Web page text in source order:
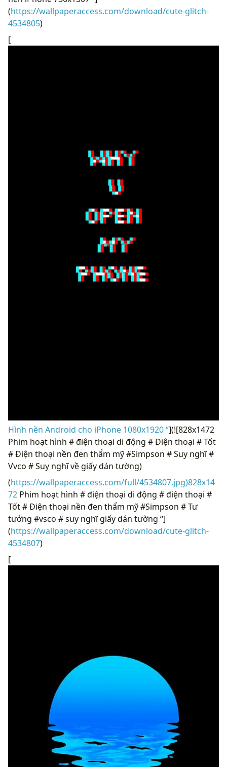
4534805)
[
Hình nền Android cho iPhone 1080x1920 “](![828x1472
Phim hoạt hình # điện thoại di động # Điện thoại # Tốt
# Điện thoại nền đen thẩm mỹ #Simpson # Suy nghĩ #
Vvco # Suy nghĩ về giấy dán tường)
(https://wallpaperaccess.com/full/4534807.jpg)828x14
72Phim hoạt hình # điện thoại di động # điện thoại #
Tốt # Điện thoại nền đen thẩm mỹ #Simpson # Tư
tưởng #vsco # suy nghĩ giấy dán tường “]
(https://wallpaperaccess.com/download/cute-glitch-
4534807)
[